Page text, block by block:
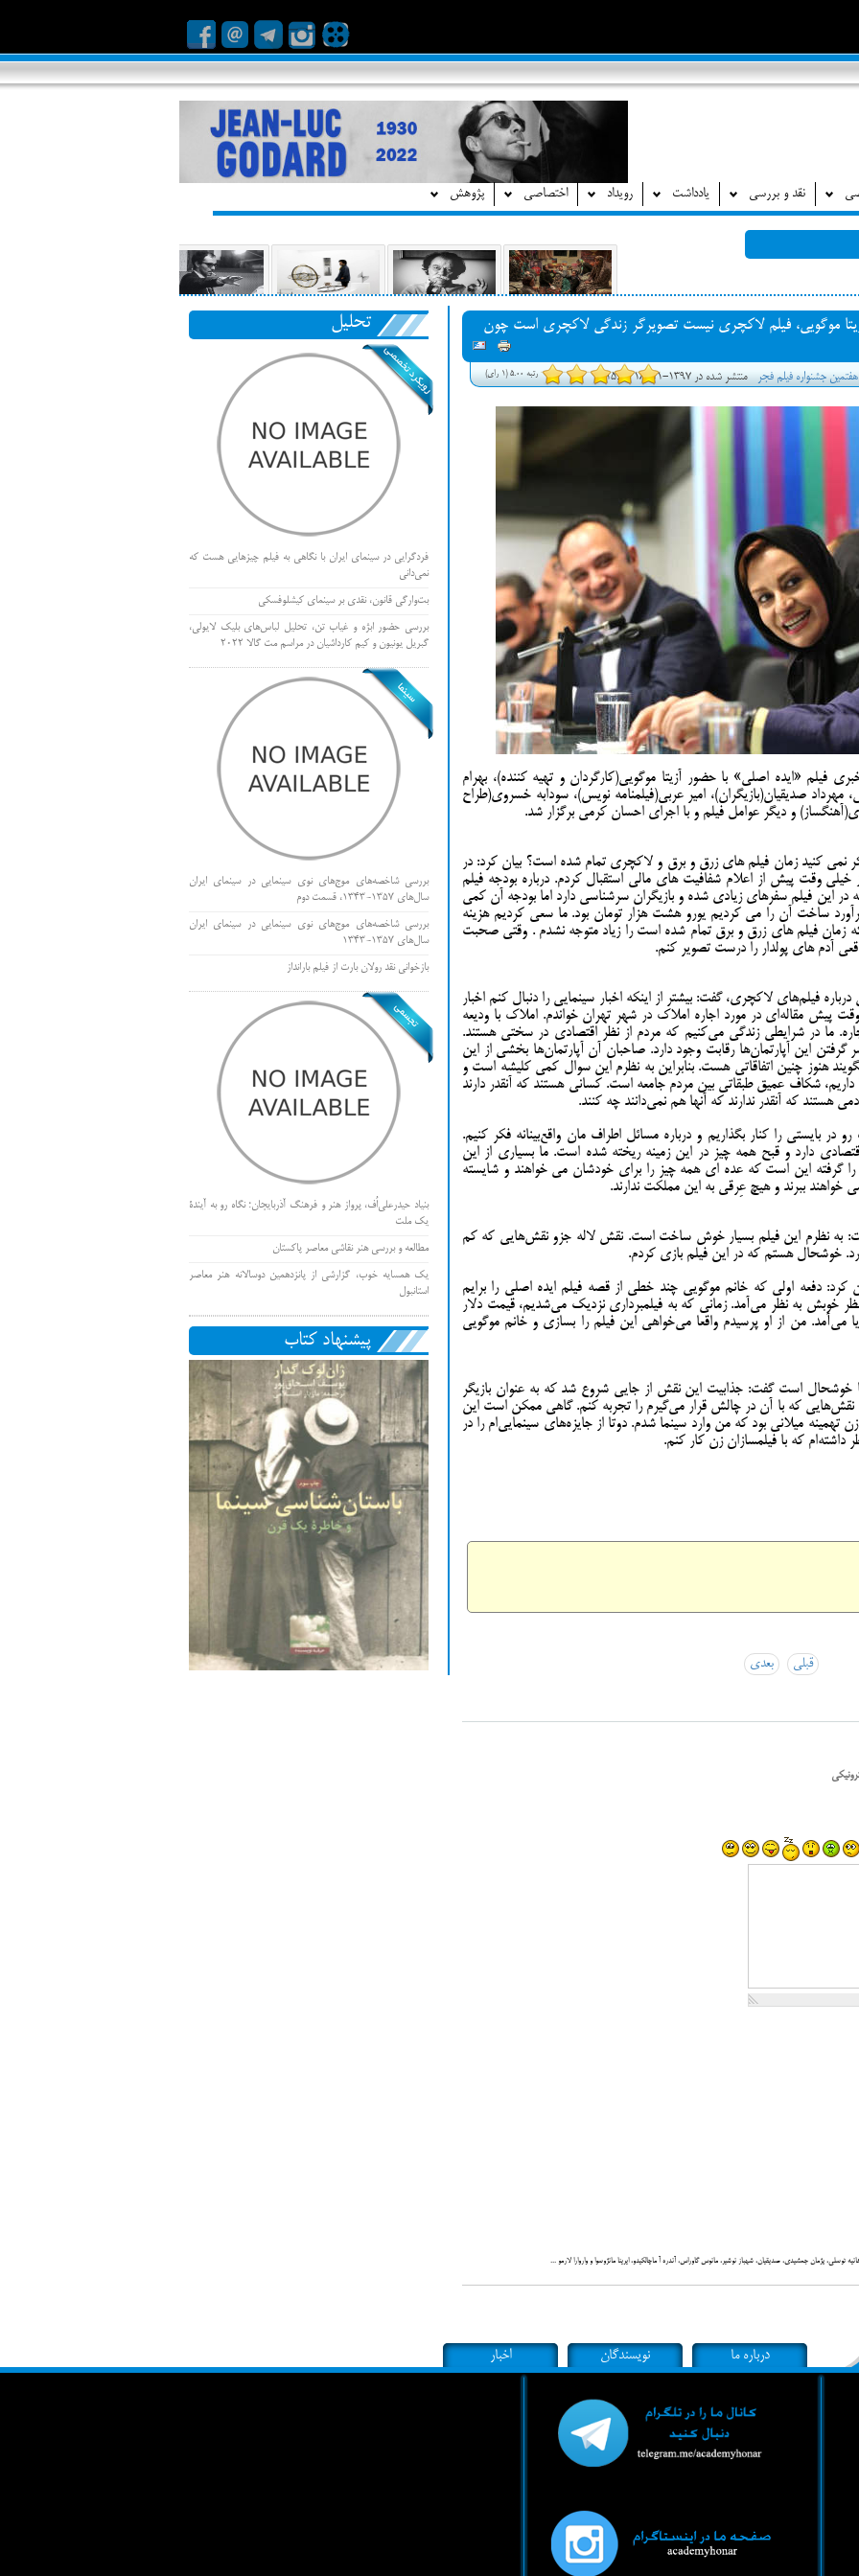
نقد و بررسی یادداشت رویداد اختصاصی پژوهش
موگویی، فیلم لاکچری نیست تصویرگر زندگی لاکچری است چون
رتبه 5.00 (1 رای) جشنواره فیلم فجر منتشر شده در 1397-11-18 15:28
«ایده اصلی» با حضور آزیتا موگویی(کارگردان و تهیه کننده)، بهرام
مهرداد صدیقیان(بازیگران)، امیر عربی(فیلمنامه نویس)، سودابه خسروی(طراح
و دیگر عوامل فیلم و با اجرای احسان کرمی برگزار شد.
نمی کنید زمان فیلم های زرق و برق و لاکچری تمام شده است؟ بیان کرد: در
وقت پیش از اعلام شفافیت های مالی استقبال کردم. درباره بودجه فیلم
این فیلم سفرهای زیادی شده و بازیگران سرشناسی دارد اما بودجه آن کمی
که برآورد ساخت آن را می کردیم یورو هشت هزار تومان بود. ما سعی کردیم هزینه
زمان فیلم های زرق و برق تمام شده است را زیاد متوجه نشدم . وقتی صحبت
آدم های پولدار را درست تصویر کنم.
فیلم‌های لاکچری، گفت: بیشتر از اینکه اخبار سینمایی را دنبال کنم اخبار
پیش مقاله‌ای در مورد اجاره املاک در شهر تهران خواندم. املاک با ودیعه
45 میلیون تومان اجاره. ما در شرایطی زندگی می‌کنیم که مردم از نظر اقتصادی در سختی هستند.
این آپارتمان‌ها رقابت وجود دارد. صاحبان آن آپارتمان‌ها بخشی از این
هنوز چنین اتفاقاتی هست. بنابراین به نظرم این سوال کمی کلیشه است و
شکاف عمیق طبقاتی بین مردم جامعه است. کسانی هستند که آنقدر دارند
هستند که آنقدر ندارند که آنها هم نمی‌دانند چه کنند.
بایستی را کنار بگذاریم و درباره مسائل اطراف مان واقع‌بینانه فکر کنیم.
دارد و قبح همه چیز در این زمینه ریخته شده است. ما بسیاری از این
را گرفته این است که عده ای همه چیز را برای خودشان می خواهند و شایسته
خواهند ببرند و هیچ عِرقی به این مملکت ندارند.
به نظرم این فیلم بسیار خوش ساخت است. نقش لاله جزو نقش‌هایی که کم
خوشحال هستم که در این فیلم بازی کردم.
کرد: دفعه اولی که خانم موگویی چند خطی از قصه فیلم ایده اصلی را برایم
خوبش به نظر می‌‌آمد. زمانی که به فیلمبرداری نزدیک می‌شدیم، قیمت دلار
می‌آمد. من از او پرسیدم واقعا می‌خواهی این فیلم را بسازی و خانم موگویی
خوشحال است گفت: جذابیت این نقش از جایی شروع شد که به عنوان بازیگر
نقش‌هایی که با آن در چالش قرار می‌گیرم را تجربه کنم. گاهی ممکن است این
تهمینه میلانی بود که من وارد سینما شدم. دوتا از جایزه‌های سینمایی‌ام را در
داشته‌ام که با فیلمسازان زن کار کنم.
قبلی بعدی
توسلی، پژمان جمشیدی، صدیقیان، شهباز نوشیر، مانوس گاوراس، آندره آ ماچالکیدو، ایرینا مانژوسوا و واروارا لارمو ...
تحلیل
فردگرایی در سینمای ایران با نگاهی به فیلم چیزهایی هست که
نمی‌دانی
بت‌وارگی قانون، نقدی بر سینمای کیشلوفسکی
بررسی حضور ابژه و غیاب تن، تحلیل لباس‌های بلیک لایولی،
گبریل یونیون و کیم کارداشیان در مراسم مت گالا ۲۰۲۲
بررسی شاخصه‌های موج‌های نوی سینمایی در سینمای ایران
سال‌های 1357-1343، قسمت دوم
بررسی شاخصه‌های موج‌های نوی سینمایی در سینمای ایران
سال‌های 1357-1343
بازخوانی نقد رولان بارت از فیلم بارانداز
بنیاد حیدرعلی‌اُف، پرواز هنر و فرهنگ آذربایجان؛ نگاه رو به آیندۀ
یک ملت
مطالعه و بررسی هنر نقاشی معاصر پاکستان
یک همسایه خوب، گزارشی از پانزدهمین دوسالانه هنر معاصر
استانبول
پیشنهاد کتاب
درباره ما نویسندگان اخبار